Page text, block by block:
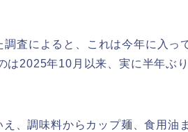
査によると、これは今年に入っ
は2025年10月以来、実に半年ぶ
、調味料からカップ麺、食用油